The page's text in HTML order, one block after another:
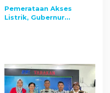
2025
Pemerataan Akses
Listrik, Gubernur